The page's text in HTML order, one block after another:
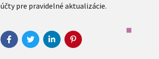
účty pre pravidelné aktualizácie.